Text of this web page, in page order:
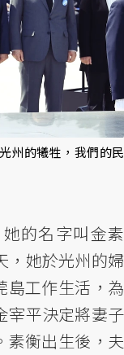
州的犧牲，我們的民
的名字叫金素
，她於光州的婦
島工作生活，為
宰平決定將妻子
素衡出生後，夫